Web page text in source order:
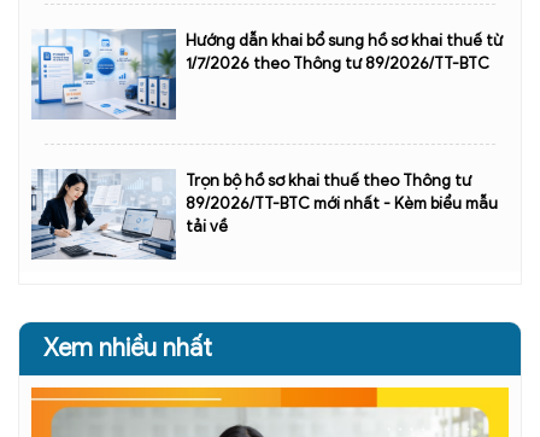
Hướng dẫn khai bổ sung hồ sơ khai thuế từ
1/7/2026 theo Thông tư 89/2026/TT-BTC
Trọn bộ hồ sơ khai thuế theo Thông tư
89/2026/TT-BTC mới nhất - Kèm biểu mẫu
tải về
Xem nhiều nhất